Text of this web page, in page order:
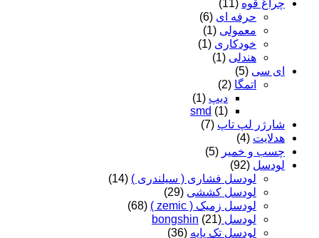
چراغ قوه (11)
حرفه ای (6)
معمولی (1)
خودکاری (1)
هندلی (1)
ای سی (5)
اتمگا (2)
دیپ (1)
smd (1)
شارژر لپ تاپ (7)
هدلایت (4)
چسب و خمیر (5)
لودسل (92)
لودسل فشاری ( سیلندری ) (14)
لودسل کششی (29)
لودسل زمیک ( zemic )
(68)
لودسل bongshin (21)
لودسل تک پایه (36)